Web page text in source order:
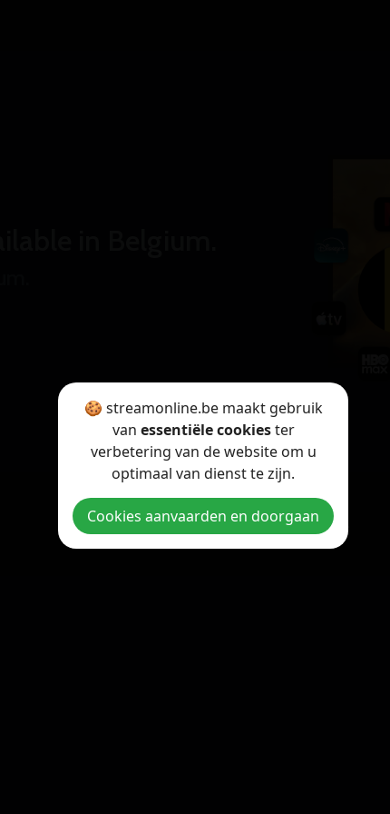
Copyright © 2026 StreamOnline.be. All rights reserved.
🍪 streamonline.be maakt gebruik
van essentiële cookiester
verbetering van de website om u
optimaal van dienst te zijn.
Cookies aanvaarden en doorgaan